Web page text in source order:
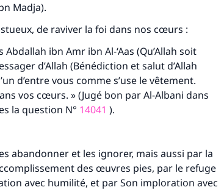
Madja).
de raviver la foi dans nos cœurs :
ibn Amr ibn Al-‘Aas (Qu’Allah soit
d’Allah (Bénédiction et salut d’Allah
d’entre vous comme s’use le vêtement.
vos cœurs. » (Jugé bon par Al-Albani dans
la question N° 14041 ).
abandonner et les ignorer, mais aussi par la
des œuvres pies, par le refuge
avec humilité, et par Son imploration avec
(Paix sur lui) a dit:
action obtient la même récompense
qui le fait."
1893)
IslamQA